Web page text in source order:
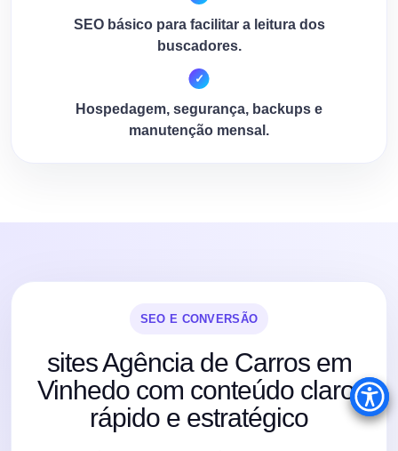
SEO básico para facilitar a leitura dos
buscadores.
Hospedagem, segurança, backups e
manutenção mensal.
SEO E CONVERSÃO
sites Agência de Carros em
Vinhedo com conteúdo claro,
rápido e estratégico